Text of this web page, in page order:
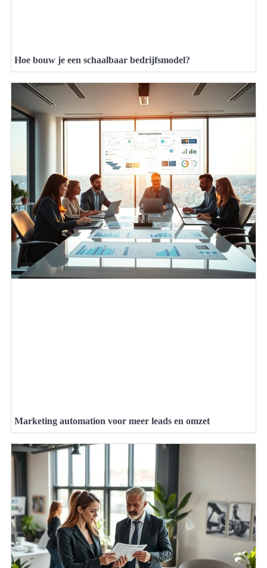
Hoe bouw je een schaalbaar bedrijfsmodel?
Marketing automation voor meer leads en omzet